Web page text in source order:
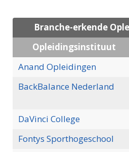
Branche-erkende
Opleidingsinstituut
Anand Opleidingen
BackBalance Nederland
DaVinci College
Fontys Sporthogeschool